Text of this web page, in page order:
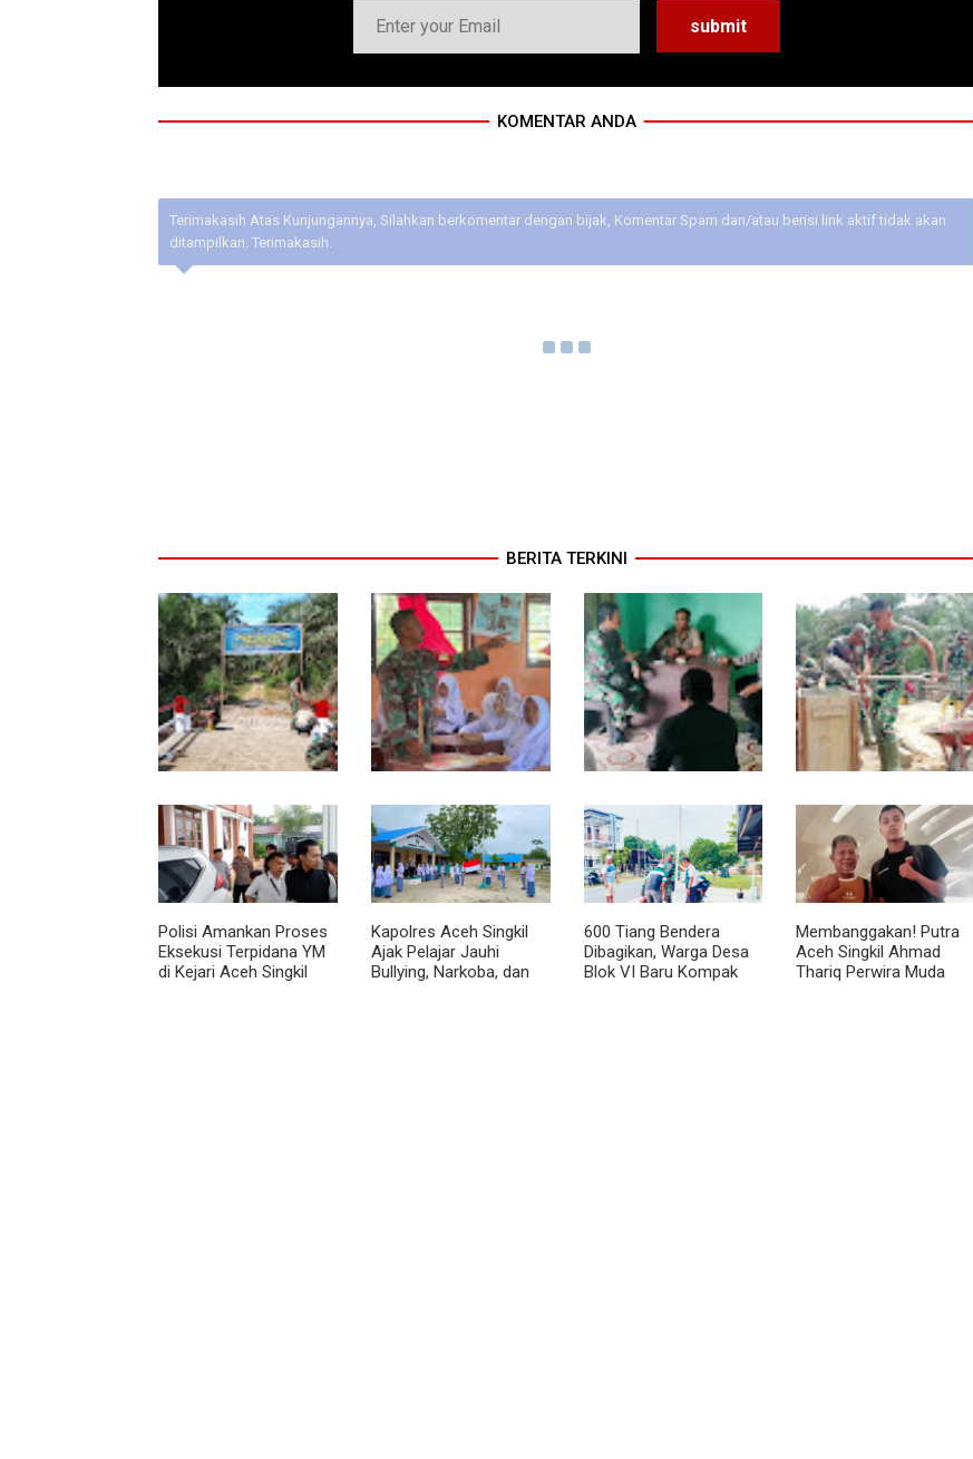
KOMENTAR ANDA
Terimakasih Atas Kunjungannya, Silahkan berkomentar dengan bijak, Komentar Spam dan/atau berisi link aktif tidak akan
ditampilkan. Terimakasih.
BERITA TERKINI
Kodim 0118 Tancap Gas
Rampungkan Finishing
Jembatan Garuda
Melalui Wasbang,
Babinsa Bentuk Karakter
dan Jiwa Patriotisme
Pelajar
Babinsa dan
Bhabinkamtibmas Ajak
Warga Semarakkan HUT
RI ke-81 dengan
Kibarkan Merah Putih
Cuaca Tak Jadi
Penghalang,
Pengecoran Kepala
Jembatan Garuda dan
Pengacian Terus
Dikebut
Polisi Amankan Proses
Eksekusi Terpidana YM
di Kejari Aceh Singkil
Kapolres Aceh Singkil
Ajak Pelajar Jauhi
Bullying, Narkoba, dan
600 Tiang Bendera
Dibagikan, Warga Desa
Blok VI Baru Kompak
Membanggakan! Putra
Aceh Singkil Ahmad
Thariq Perwira Muda